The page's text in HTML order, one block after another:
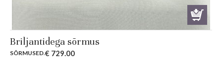
Briljantidega sõrmus
SÕRMUSED.€ 729.00